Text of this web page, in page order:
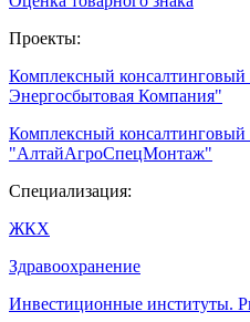
Проекты:
Комплексный
Энергосбытовая Компания"
Комплексный
"АлтайАгроСпецМонтаж"
Специализация:
ЖКХ
Здравоохранение
Инвестиционные институты.